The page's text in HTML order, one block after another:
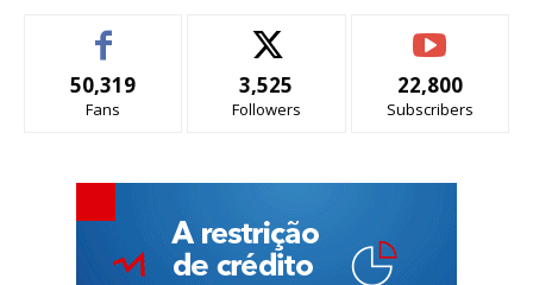
50,319
Fans
3,525
Followers
22,800
Subscribers